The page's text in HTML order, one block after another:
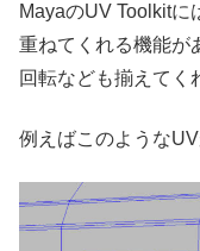
MayaのUV Toolkit
重ねてくれる機能が
回転なども揃えてく
例えばこのようなUV